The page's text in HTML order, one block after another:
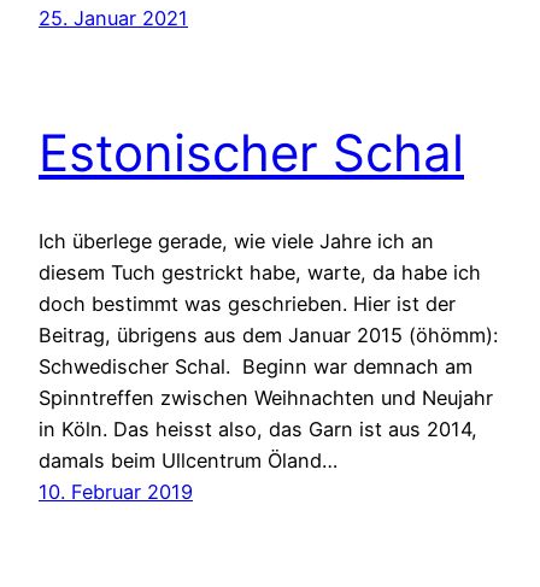
25. Januar 2021
Estonischer Schal
Ich überlege gerade, wie viele Jahre ich an
diesem Tuch gestrickt habe, warte, da habe ich
doch bestimmt was geschrieben. Hier ist der
Beitrag, übrigens aus dem Januar 2015 (öhömm):
Schwedischer Schal. Beginn war demnach am
Spinntreffen zwischen Weihnachten und Neujahr
in Köln. Das heisst also, das Garn ist aus 2014,
damals beim Ullcentrum Öland…
10. Februar 2019